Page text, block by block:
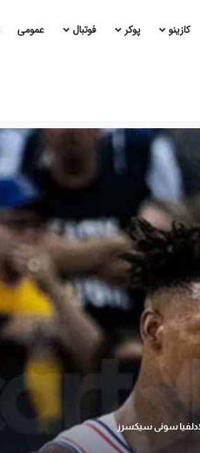
کازینو پوکر فوتبال عمومی